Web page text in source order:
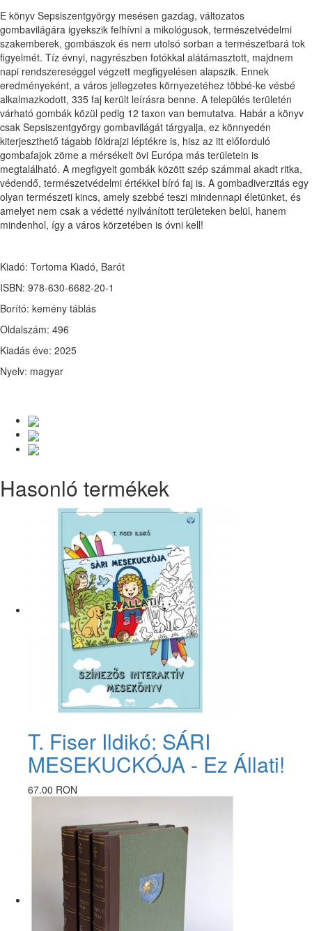
E könyv Sepsiszentgyörgy mesésen gazdag, változatos
gombavilágára igyekszik felhívni a mikológusok, természetvédelmi
szakemberek, gombászok és nem utolsó sorban a természetbará tok
figyelmét. Tíz évnyi, nagyrészben fotókkal alátámasztott, majdnem
napi rendszereséggel végzett megfigyelésen alapszik. Ennek
eredményeként, a város jellegzetes környezetéhez többé-ke vésbé
alkalmazkodott, 335 faj került leírásra benne. A település területén
várható gombák közül pedig 12 taxon van bemutatva. Habár a könyv
csak Sepsiszentgyörgy gombavilágát tárgyalja, ez könnyedén
kiterjeszthető tágabb földrajzi léptékre is, hisz az itt előforduló
gombafajok zöme a mérsékelt övi Európa más területein is
megtalálható. A megfigyelt gombák között szép számmal akadt ritka,
védendő, természetvédelmi értékkel bíró faj is. A gombadiverzitás egy
olyan természeti kincs, amely szebbé teszi mindennapi életünket, és
amelyet nem csak a védetté nyilvánított területeken belül, hanem
mindenhol, így a város körzetében is óvni kell!
Kiadó: Tortoma Kiadó, Barót
ISBN: 978-630-6682-20-1
Borító: kemény táblás
Oldalszám: 496
Kiadás éve: 2025
Nyelv: magyar
Hasonló termékek
T. Fiser Ildikó: SÁRI
MESEKUCKÓJA - Ez Állati!
67.00 RON